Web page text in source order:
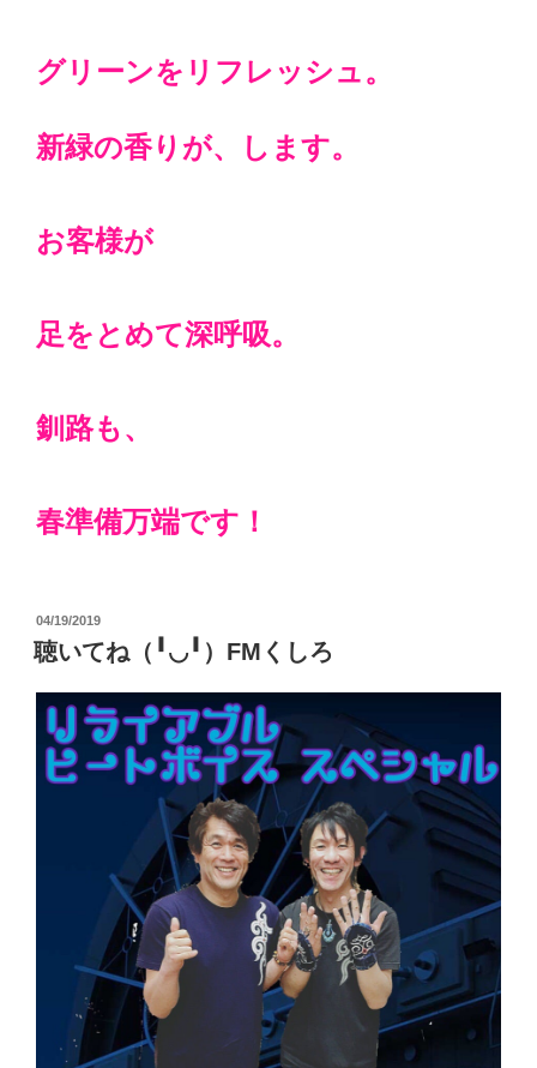
グリーンをリフレッシュ。
新緑の香りが、します。
お客様が
足をとめて深呼吸。
釧路も、
春準備万端です！
投
稿
日:
04/19/2019
聴いてね（╹◡╹）FMくしろ